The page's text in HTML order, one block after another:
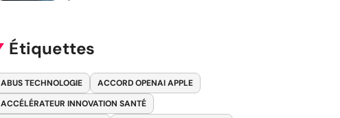
Étiquettes
ABUS TECHNOLOGIE
ACCORD OPENAI APPLE
ACCÉLÉRATEUR INNOVATION SANTÉ